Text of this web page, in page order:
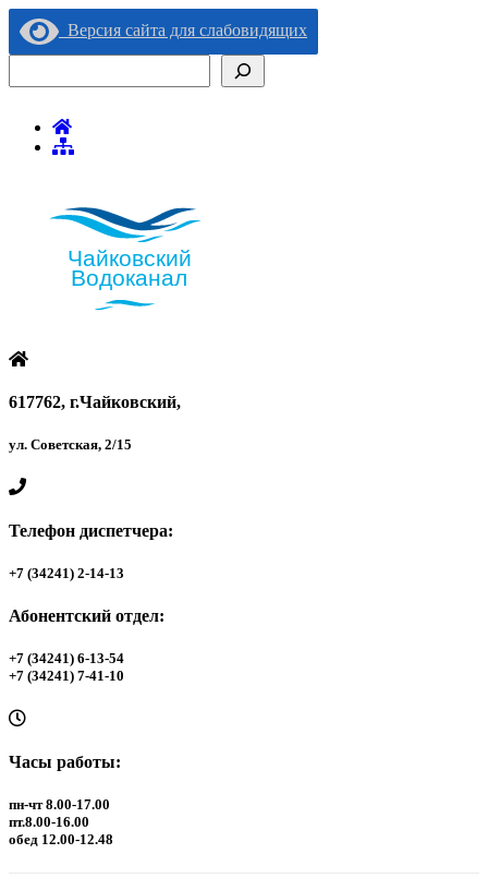
Версия сайта для слабовидящих
617762, г.Чайковский,
ул. Советская, 2/15
Телефон диспетчера:
+7 (34241) 2-14-13
Абонентский отдел:
+7 (34241) 6-13-54
+7 (34241) 7-41-10
Часы работы:
пн-чт 8.00-17.00
пт.8.00-16.00
обед 12.00-12.48